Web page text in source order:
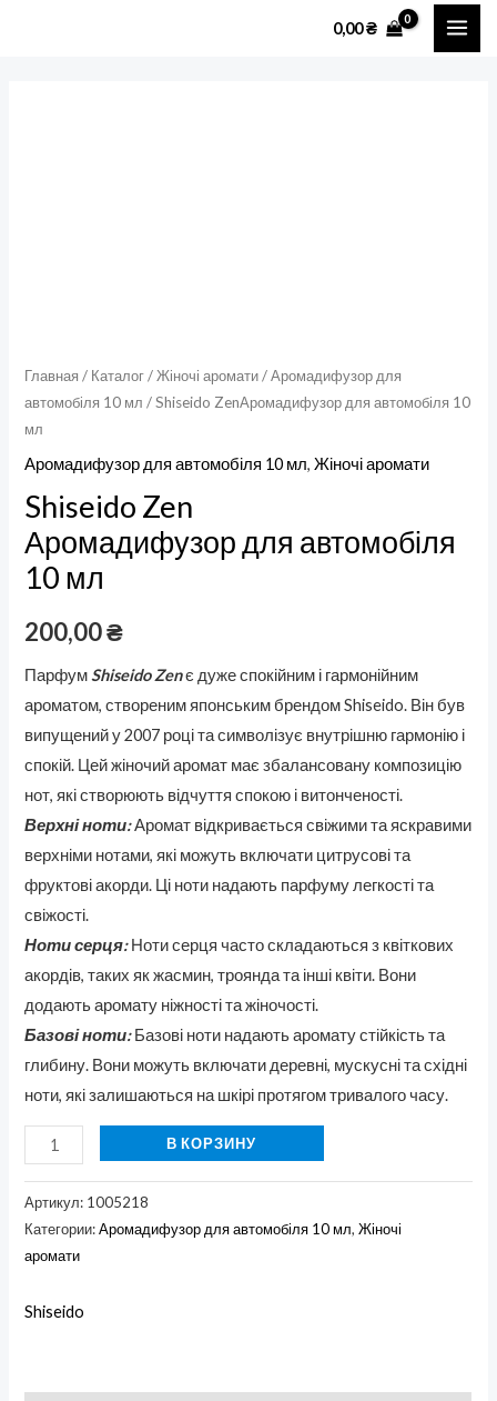
0,00₴
Главная / Каталог/Жіночі аромати/Аромадифузор для
автомобіля 10 мл / Shiseido ZenАромадифузор для автомобіля 10
мл
Аромадифузор для автомобіля 10 мл,Жіночі аромати
Shiseido Zen
Аромадифузор для автомобіля
10 мл
200,00₴
ПарфумShiseido Zenє дуже спокійним і гармонійним
ароматом, створеним японським брендом Shiseido. Він був
випущений у 2007 році та символізує внутрішню гармонію і
спокій. Цей жіночий аромат має збалансовану композицію
нот, які створюють відчуття спокою і витонченості.
Верхні ноти:Аромат відкривається свіжими та яскравими
верхніми нотами, які можуть включати цитрусові та
фруктові акорди. Ці ноти надають парфуму легкості та
свіжості.
Ноти серця:Ноти серця часто складаються з квіткових
акордів, таких як жасмин, троянда та інші квіти. Вони
додають аромату ніжності та жіночості.
Базові ноти:Базові ноти надають аромату стійкість та
глибину. Вони можуть включати деревні, мускусні та східні
ноти, які залишаються на шкірі протягом тривалого часу.
В КОРЗИНУ
Артикул: 1005218
Категории:Аромадифузор для автомобіля 10 мл,Жіночі
аромати
Shiseido